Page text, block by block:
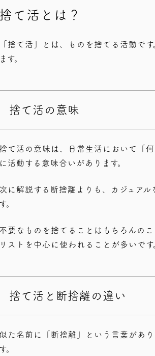
捨て活とは？
「捨て活」とは、ものを捨てる活動で
ます。
捨て活の意味
捨て活の意味は、日常生活において「
に活動する意味合いがあります。
次に解説する断捨離よりも、カジュア
す。
不要なものを捨てることはもちろんの
リストを中心に使われることが多いです
捨て活と断捨離の違い
た名前に「断捨離」という言葉があ
す。